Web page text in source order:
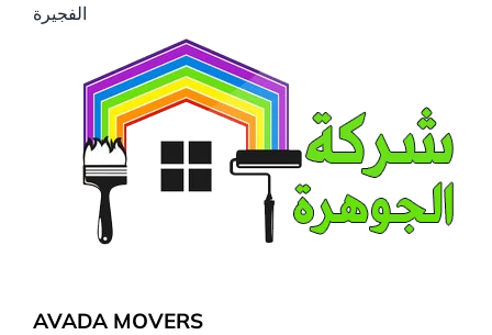
الفجيرة
AVADA MOVERS